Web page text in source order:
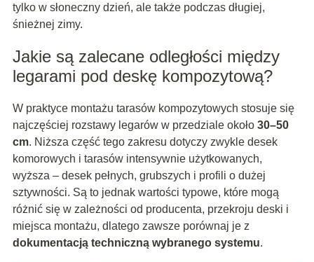
tylko w słoneczny dzień, ale także podczas długiej,
śnieżnej zimy.
Jakie są zalecane odległości między
legarami pod deskę kompozytową?
W praktyce montażu tarasów kompozytowych stosuje się
najczęściej rozstawy legarów w przedziale około 30–50
cm. Niższa część tego zakresu dotyczy zwykle desek
komorowych i tarasów intensywnie użytkowanych,
wyższa – desek pełnych, grubszych i profili o dużej
sztywności. Są to jednak wartości typowe, które mogą
różnić się w zależności od producenta, przekroju deski i
miejsca montażu, dlatego zawsze porównaj je z
dokumentacją techniczną wybranego systemu.